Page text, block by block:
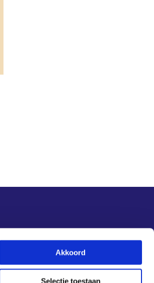
Akkoord
Selectie toestaan
Nieuwsupdate
Inschrijven